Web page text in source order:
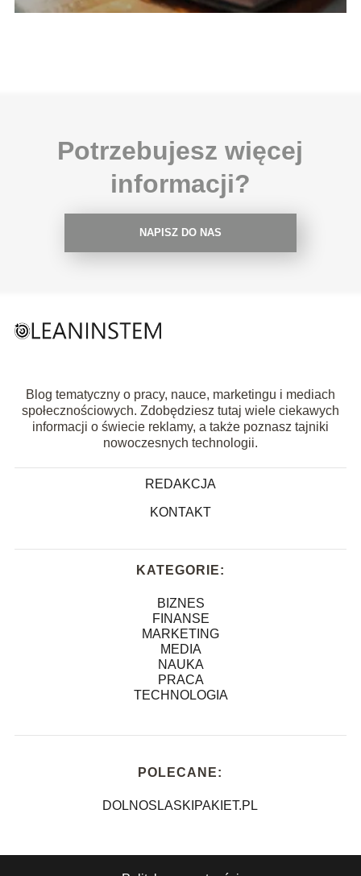
Potrzebujesz więcej
informacji?
NAPISZ DO NAS
Blog tematyczny o pracy, nauce, marketingu i mediach
społecznościowych. Zdobędziesz tutaj wiele ciekawych
informacji o świecie reklamy, a także poznasz tajniki
nowoczesnych technologii.
REDAKCJA
KONTAKT
KATEGORIE:
BIZNES
FINANSE
MARKETING
MEDIA
NAUKA
PRACA
TECHNOLOGIA
POLECANE:
DOLNOSLASKIPAKIET.PL